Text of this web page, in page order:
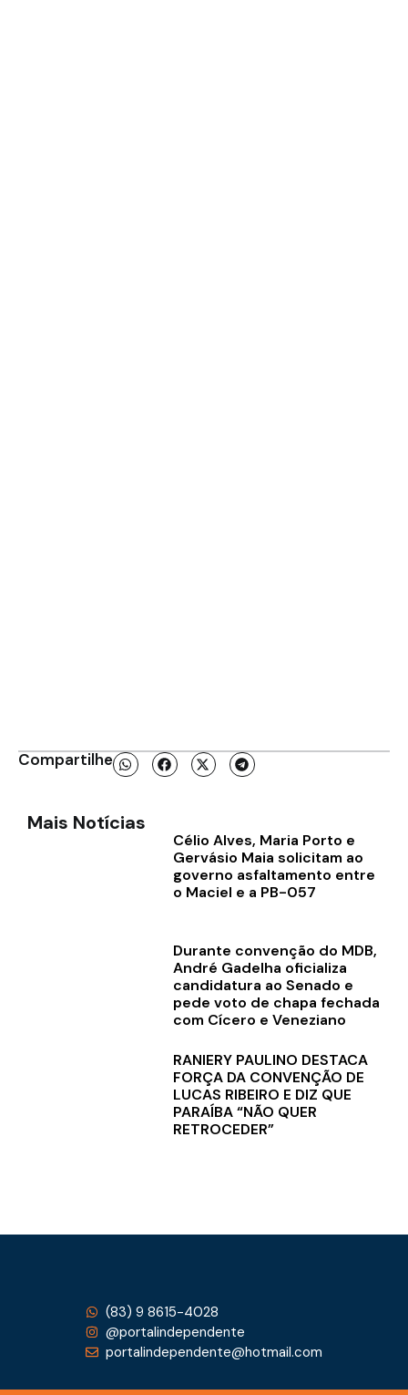
Compartilhe
Mais Notícias
Célio Alves, Maria Porto e
Gervásio Maia solicitam ao
governo asfaltamento entre
o Maciel e a PB-057
Durante convenção do MDB,
André Gadelha oficializa
candidatura ao Senado e
pede voto de chapa fechada
com Cícero e Veneziano
RANIERY PAULINO DESTACA
FORÇA DA CONVENÇÃO DE
LUCAS RIBEIRO E DIZ QUE
PARAÍBA “NÃO QUER
RETROCEDER”
(83) 9 8615-4028
@portalindependente
portalindependente@hotmail.com